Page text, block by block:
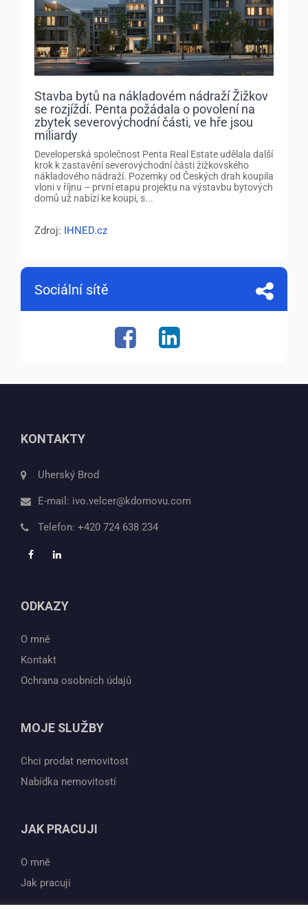
Stavba bytů na nákladovém nádraží Žižkov
se rozjíždí. Penta požádala o povolení na
zbytek severovýchodní části, ve hře jsou
miliardy
Developerská společnost Penta Real Estate udělala další
krok k zastavění severovýchodní části žižkovského
nákladového nádraží. Pozemky od Českých drah koupila
vloni v říjnu – první etapu projektu na výstavbu bytových
domů už nabízí ke koupi, s...
Zdroj: IHNED.cz
Sociální sítě
KONTAKTY
Uherský Brod
E-mail: ivo.velcer@kdomovu.com
Telefon: +420 724 638 234
ODKAZY
O mně
Kontakt
Ochrana osobních údajů
MOJE SLUŽBY
Chci prodat nemovitost
Nabídka nemovitostí
JAK PRACUJI
O mně
Jak pracuji